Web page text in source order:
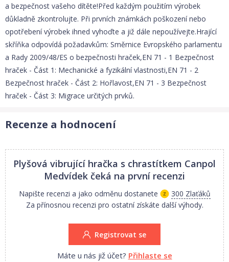
a bezpečnost vašeho dítěte!Před každým použitím výrobek
důkladně zkontrolujte. Při prvních známkách poškození nebo
opotřebení výrobek ihned vyhoďte a již dále nepoužívejte.Hrající
skříňka odpovídá požadavkům: Směrnice Evropského parlamentu
a Rady 2009/48/ES o bezpečnosti hraček,EN 71 - 1 Bezpečnost
hraček - Část 1: Mechanické a fyzikální vlastnosti,EN 71 - 2
Bezpečnost hraček - Část 2: Hořlavost,EN 71 - 3 Bezpečnost
hraček - Část 3: Migrace určitých prvků.
Recenze a hodnocení
Plyšová vibrující hračka s chrastítkem Canpol
Medvídek čeká na první recenzi
Napište recenzi a jako odměnu dostanete
300 Zlaťáků
Za přínosnou recenzi pro ostatní získáte další výhody.
Registrovat se
Máte u nás již účet? Přihlaste se